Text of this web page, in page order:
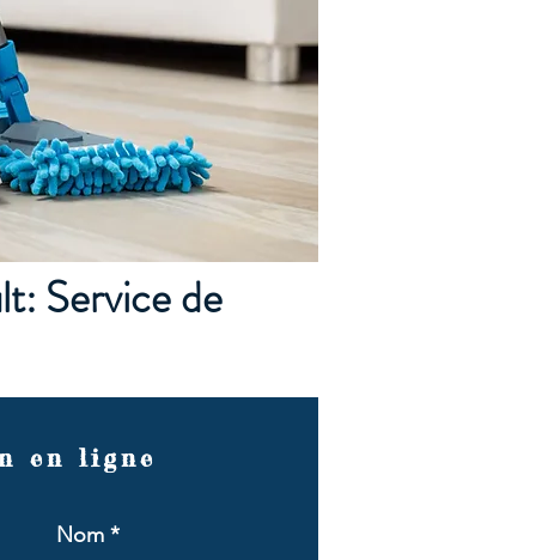
Service de
en ligne
Nom